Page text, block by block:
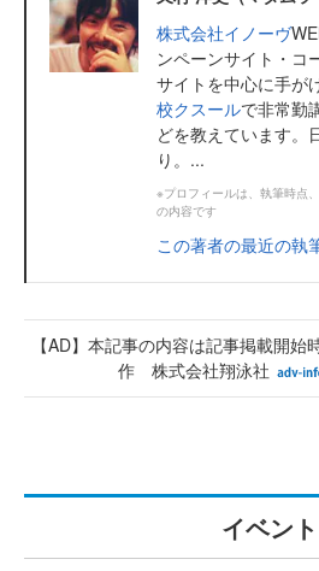
株式会社イノーヴ
ンペーンサイト・コ
サイトを中心に手が
校クスールで非常勤
どを教えています。
り。...
※プロフィールは、執筆時点
の内容です
この著者の最近の執
【AD】本記事の内容は記事掲載開
作 株式会社翔泳社
イベント